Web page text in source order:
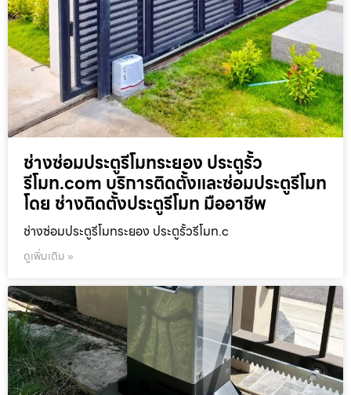
ช่างซ่อมประตูรีโมทระยอง ประตูรั้ว
รีโมท.com บริการติดตั้งและซ่อมประตูรีโมท
โดย ช่างติดตั้งประตูรีโมท มืออาชีพ
ช่างซ่อมประตูรีโมทระยอง ประตูรั้วรีโมท.c
ดูเพิ่มเติม »